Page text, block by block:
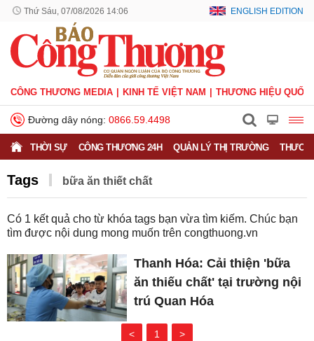
Thứ Sáu, 07/08/2026 14:06 ENGLISH EDITION
CÔNG THƯƠNG MEDIA KINH TẾ VIỆT NAM THƯƠNG HIỆU QUỐC
Đường dây nóng: 0866.59.4498
THỜI SỰ CÔNG THƯƠNG 24H QUẢN LÝ THỊ TRƯỜNG
Tags bữa ăn thiết chất
Có 1 kết quả cho từ khóa tags bạn vừa tìm kiếm. Chúc bạn
tìm được nội dung mong muốn trên congthuong.vn
Thanh Hóa: Cải thiện 'bữa
ăn thiếu chất' tại trường nội
trú Quan Hóa
< 1 >